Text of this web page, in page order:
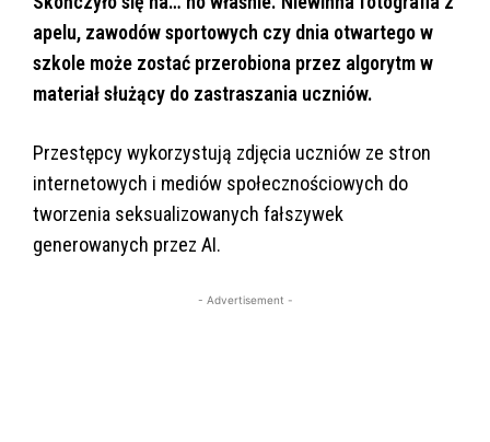
apelu, zawodów sportowych czy dnia otwartego w
szkole może zostać przerobiona przez algorytm w
materiał służący do zastraszania uczniów.
Przestępcy wykorzystują zdjęcia uczniów ze stron
internetowych i mediów społecznościowych do
tworzenia seksualizowanych fałszywek
generowanych przez AI.
- Advertisement -